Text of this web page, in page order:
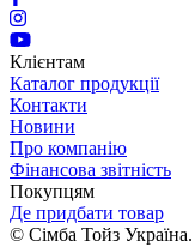
Клієнтам
Каталог продукції
Контакти
Новини
Про компанію
Фінансова звітність
Покупцям
Де придбати товар
© Сімба Тойз